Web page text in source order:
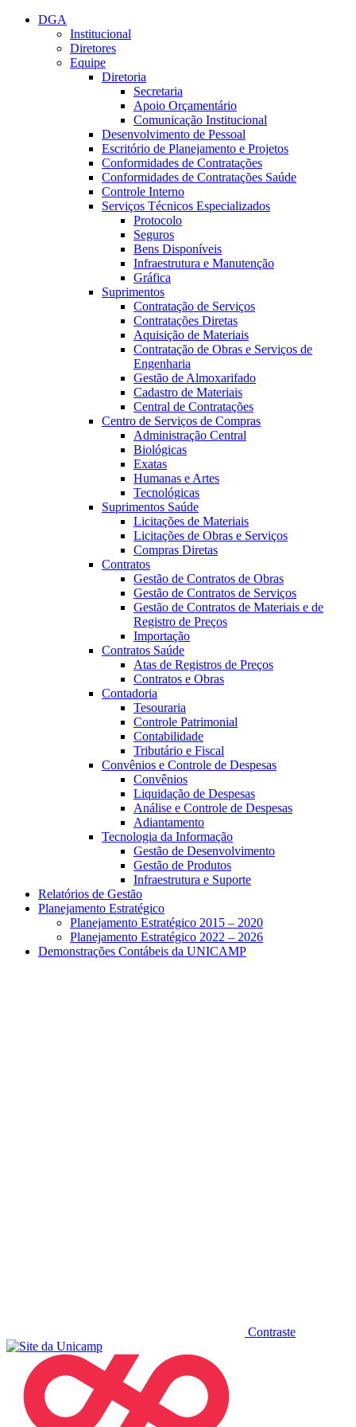
Conteúdo principal
DGA
Institucional
Diretores
Equipe
Diretoria
Secretaria
Apoio Orçamentário
Comunicação Institucional
Desenvolvimento de Pessoal
Escritório de Planejamento e Projetos
Conformidades de Contratações
Conformidades de Contratações Saúde
Controle Interno
Serviços Técnicos Especializados
Protocolo
Seguros
Bens Disponíveis
Infraestrutura e Manutenção
Gráfica
Suprimentos
Contratação de Serviços
Contratações Diretas
Aquisição de Materiais
Contratação de Obras e Serviços de
Engenharia
Gestão de Almoxarifado
Cadastro de Materiais
Central de Contratações
Centro de Serviços de Compras
Administração Central
Biológicas
Exatas
Humanas e Artes
Tecnológicas
Suprimentos Saúde
Licitações de Materiais
Licitações de Obras e Serviços
Compras Diretas
Contratos
Gestão de Contratos de Obras
Gestão de Contratos de Serviços
Gestão de Contratos de Materiais e de
Registro de Preços
Importação
Contratos Saúde
Atas de Registros de Preços
Contratos e Obras
Contadoria
Tesouraria
Controle Patrimonial
Contabilidade
Tributário e Fiscal
Convênios e Controle de Despesas
Convênios
Liquidação de Despesas
Análise e Controle de Despesas
Adiantamento
Tecnologia da Informação
Gestão de Desenvolvimento
Gestão de Produtos
Infraestrutura e Suporte
Relatórios de Gestão
Planejamento Estratégico
Planejamento Estratégico 2015 – 2020
Planejamento Estratégico 2022 – 2026
Demonstrações Contábeis da UNICAMP
Contraste